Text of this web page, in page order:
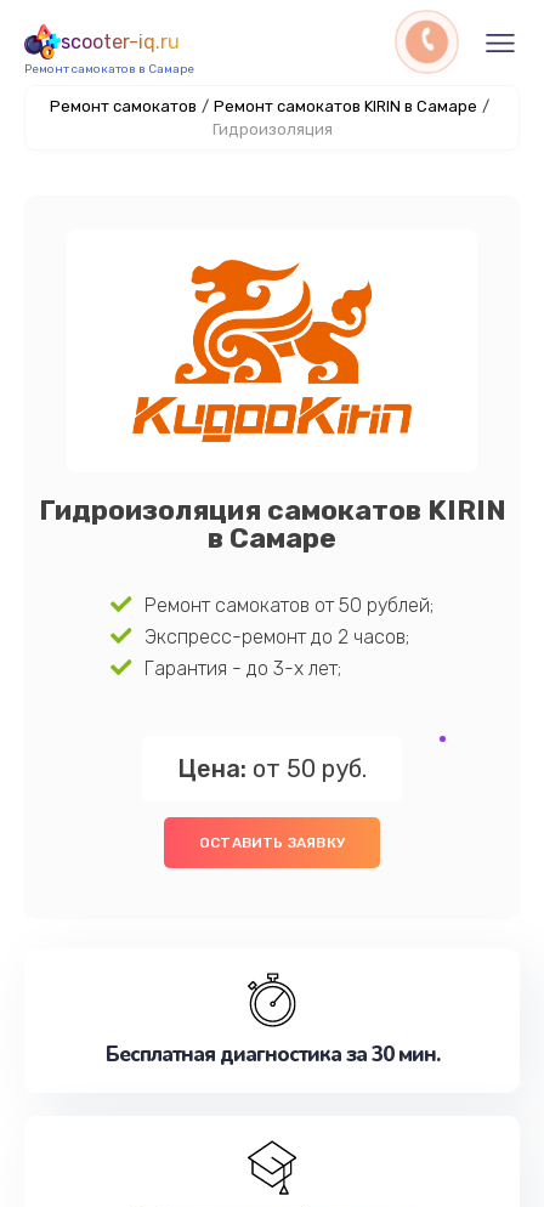
scooter-iq.ru
Ремонт самокатов в Самаре
Ремонт самокатов / Ремонт самокатов KIRIN в Самаре /
Гидроизоляция
Гидроизоляция самокатов KIRIN
в Самаре
Ремонт самокатов от 50 рублей;
Экспресс-ремонт до 2 часов;
Гарантия - до 3-х лет;
Цена: от 50 руб.
ОСТАВИТЬ ЗАЯВКУ
Бесплатная диагностика за 30 мин.